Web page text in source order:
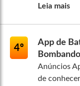
Leia mais
4º
App de
Anúncios
de